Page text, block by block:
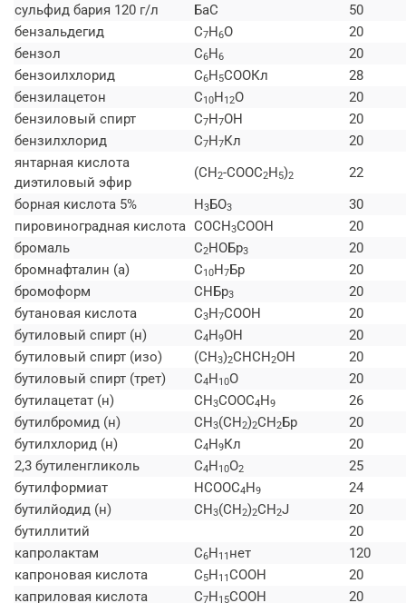
сульфид бария 120 г/л
БаС
50
бензальдегид
C7H6O
20
бензол
C6H6
20
бензоилхлорид
C6H5СООКл
28
бензилацетон
C10H12O
20
бензиловый спирт
C7H7ОН
20
бензилхлорид
C7H7Кл
20
янтарная кислота
диэтиловый эфир
(СН2-СООС2H5)2
22
борная кислота 5%
H3БО3
30
пировиноградная кислота СОСН3СООН
20
бромаль
C2НОБр3
20
бромнафталин (а)
C10H7Бр
20
бромоформ
СНБр3
20
бутановая кислота
C3H7СООН
20
бутиловый спирт (н)
C4H9ОН
20
бутиловый спирт (изо)
(СН3)2СНСН2ОН
20
бутиловый спирт (трет)
C4H10O
20
бутилацетат (н)
СН3СООС4H9
26
бутилбромид (н)
СН3(СН2)2СН2Бр
20
бутилхлорид (н)
C4H9Кл
20
2,3 бутиленгликоль
C4H10O2
25
бутилформиат
НСООС4H9
24
бутилйодид (н)
СН3(СН2)2СН2J
20
бутиллитий
20
капролактам
C6H11 нет
120
капроновая кислота
C5H11СООН
20
каприловая кислота
C7H15СООН 20